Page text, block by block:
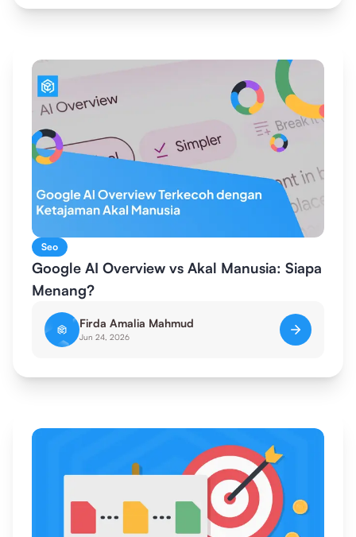
Seo
Google AI Overview vs Akal Manusia: Siapa
Menang?
Firda Amalia Mahmud
Jun 24, 2026